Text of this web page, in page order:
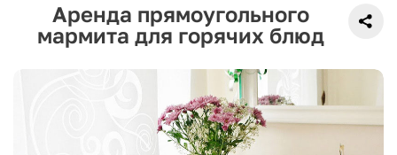
Аренда прямоугольного
мармита для горячих блюд